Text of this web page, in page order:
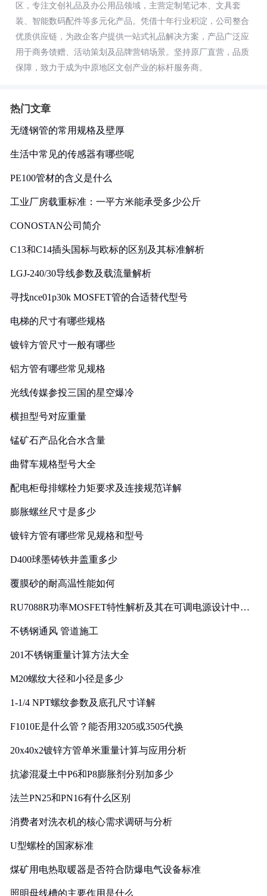
区，专注文创礼品及办公用品领域，主营定制笔记本、文具套
装、智能数码配件等多元化产品。凭借十年行业积淀，公司整合
优质供应链，为政企客户提供一站式礼品解决方案，产品广泛应
用于商务馈赠、活动策划及品牌营销场景。坚持原厂直营，品质
保障，致力于成为中原地区文创产业的标杆服务商。
热门文章
无缝钢管的常用规格及壁厚
生活中常见的传感器有哪些呢
PE100管材的含义是什么
工业厂房载重标准：一平方米能承受多少公斤
CONOSTAN公司简介
C13和C14插头国标与欧标的区别及其标准解析
LGJ-240/30导线参数及载流量解析
寻找nce01p30k MOSFET管的合适替代型号
电梯的尺寸有哪些规格
镀锌方管尺寸一般有哪些
铝方管有哪些常见规格
光线传媒参投三国的星空爆冷
横担型号对应重量
锰矿石产品化合水含量
曲臂车规格型号大全
配电柜母排螺栓力矩要求及连接规范详解
膨胀螺丝尺寸是多少
镀锌方管有哪些常见规格和型号
D400球墨铸铁井盖重多少
覆膜砂的耐高温性能如何
RU7088R功率MOSFET特性解析及其在可调电源设计中的
不锈钢通风 管道施工
201不锈钢重量计算方法大全
M20螺纹大径和小径是多少
1-1/4 NPT螺纹参数及底孔尺寸详解
F1010E是什么管？能否用3205或3505代换
20x40x2镀锌方管单米重量计算与应用分析
抗渗混凝土中P6和P8膨胀剂分别加多少
法兰PN25和PN16有什么区别
消费者对洗衣机的核心需求调研与分析
U型螺栓的国家标准
煤矿用电热取暖器是否符合防爆电气设备标准
照明母线槽的主要作用是什么